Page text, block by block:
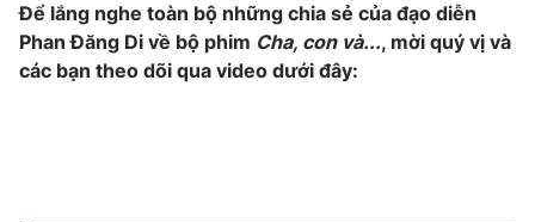
Nguyễn Trọng Ninh
Tổng đài VTV:024.38 355 931 - 024.38 355 932
Ðiện thoại Thời báo VTV:
Để lắng nghe toàn bộ những chia sẻ của đạo diễn
Phan Đăng Di về bộ phim Cha, con và..., mời quý vị và
các bạn theo dõi qua video dưới đây: